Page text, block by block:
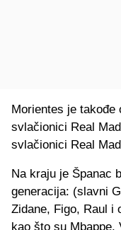
Morientes je
svlačionici Real
svlačionici Real
Na kraju je Španac
generacija: (slavni
Zidane, Figo, Raul i
kao što su